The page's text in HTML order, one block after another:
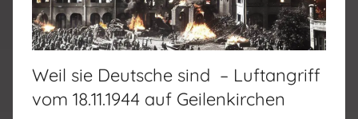
Weil sie Deutsche sind – Luftangriff
vom 18.11.1944 auf Geilenkirchen